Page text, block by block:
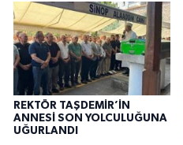
REKTÖR TAŞDEMİR’İN
ANNESİ SON YOLCULUĞUNA
UĞURLANDI